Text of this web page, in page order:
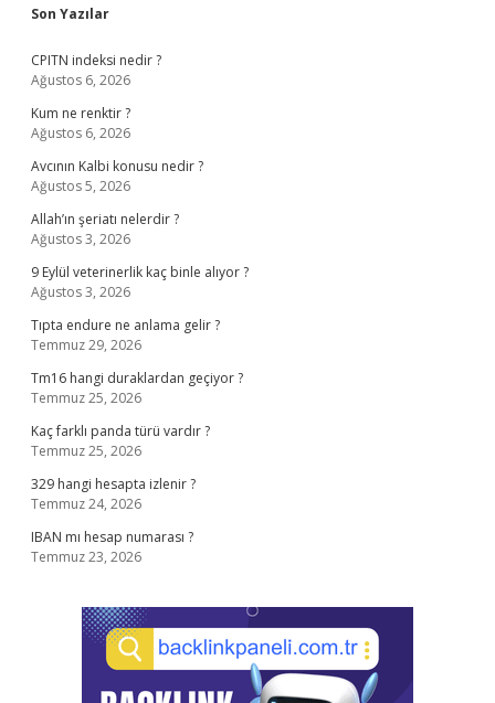
Sidebar
Son Yazılar
CPITN indeksi nedir ?
Ağustos 6, 2026
Kum ne renktir ?
Ağustos 6, 2026
Avcının Kalbi konusu nedir ?
Ağustos 5, 2026
Allah’ın şeriatı nelerdir ?
Ağustos 3, 2026
9 Eylül veterinerlik kaç binle alıyor ?
Ağustos 3, 2026
Tıpta endure ne anlama gelir ?
Temmuz 29, 2026
Tm16 hangi duraklardan geçiyor ?
Temmuz 25, 2026
Kaç farklı panda türü vardır ?
Temmuz 25, 2026
329 hangi hesapta izlenir ?
Temmuz 24, 2026
IBAN mı hesap numarası ?
Temmuz 23, 2026